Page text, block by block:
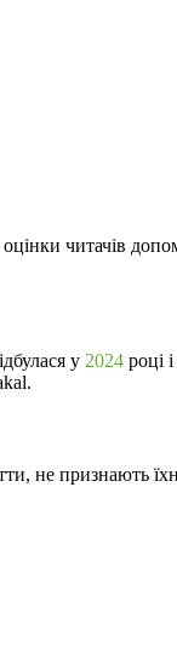
читачів
у 2024 році
не признають